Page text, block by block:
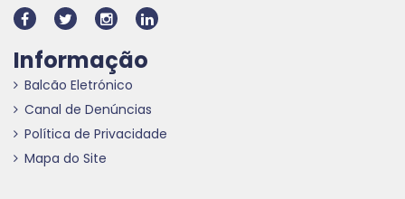
Informação
Balcão Eletrónico
Canal de Denúncias
Política de Privacidade
Mapa do Site